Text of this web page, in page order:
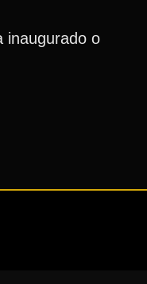
inaugurado o